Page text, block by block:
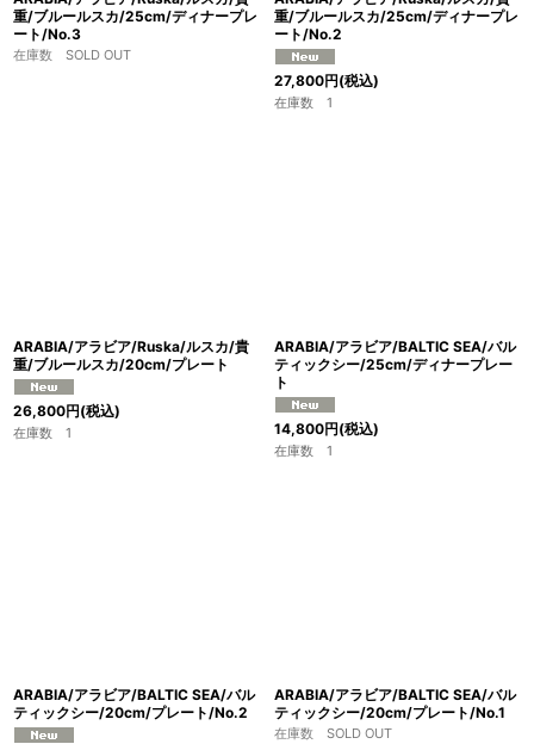
重/ブルールスカ/25cm/ディナープレ
ート/No.3
在庫数 SOLD OUT
重/ブルールスカ/25cm/ディナープレ
ート/No.2
27,800円(税込)
在庫数 1
ARABIA/アラビア/Ruska/ルスカ/貴
重/ブルールスカ/20cm/プレート
26,800円(税込)
在庫数 1
ARABIA/アラビア/BALTIC SEA/バル
ティックシー/25cm/ディナープレー
ト
14,800円(税込)
在庫数 1
ARABIA/アラビア/BALTIC SEA/バル
ティックシー/20cm/プレート/No.2
ARABIA/アラビア/BALTIC SEA/バル
ティックシー/20cm/プレート/No.1
在庫数 SOLD OUT